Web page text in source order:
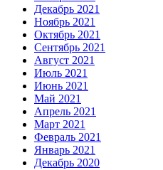
Декабрь 2021
Ноябрь 2021
Октябрь 2021
Сентябрь 2021
Август 2021
Июль 2021
Июнь 2021
Май 2021
Апрель 2021
Март 2021
Февраль 2021
Январь 2021
Декабрь 2020